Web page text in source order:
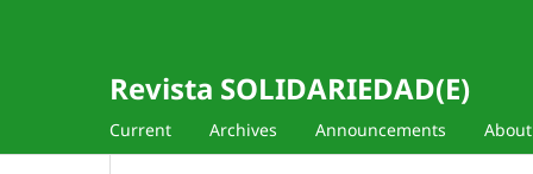
Revista SOLIDARIEDAD(E)
Current Archives Announcements